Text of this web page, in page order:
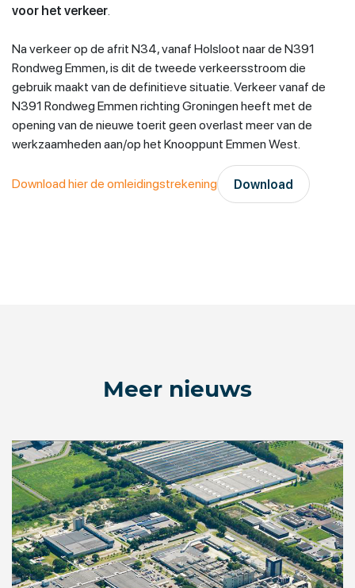
voor het verkeer.
Na verkeer op de afrit N34, vanaf Holsloot naar de N391
Rondweg Emmen, is dit de tweede verkeersstroom die
gebruik maakt van de definitieve situatie. Verkeer vanaf de
N391 Rondweg Emmen richting Groningen heeft met de
opening van de nieuwe toerit geen overlast meer van de
werkzaamheden aan/op het Knooppunt Emmen West.
Download hier de omleidingstrekening Download
Meer nieuws